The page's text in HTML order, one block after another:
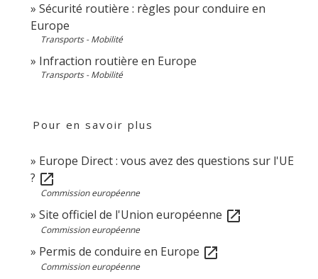
Sécurité routière : règles pour conduire en
Europe
Transports - Mobilité
Infraction routière en Europe
Transports - Mobilité
Pour en savoir plus
Europe Direct : vous avez des questions sur l'UE
? open_in_new
Commission européenne
Site officiel de l'Union européenne open_in_new
Commission européenne
Permis de conduire en Europe open_in_new
Commission européenne